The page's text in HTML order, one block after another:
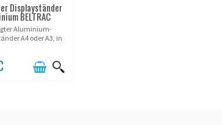
Displayständer
BELTRAC
Aluminium-
A4 oder A3, in